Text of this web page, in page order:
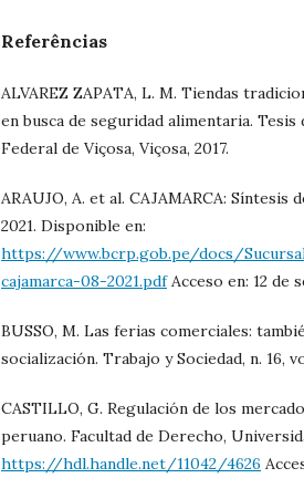
Referências
ALVAREZ ZAPATA, L. M. Tiendas
en busca de seguridad alimentaria.
Federal de Viçosa, Viçosa, 2017.
ARAUJO, A. et al. CAJAMARCA: Síntesis
2021. Disponible en:
https://www.bcrp.gob.pe/docs/
cajamarca-08-2021.pdfAcceso en: 12 de
BUSSO, M. Las ferias comerciales:
socialización. Trabajo y Sociedad, n. 16,
CASTILLO, G. Regulación de los
peruano. Facultad de Derecho,
https://hdl.handle.net/11042/4626